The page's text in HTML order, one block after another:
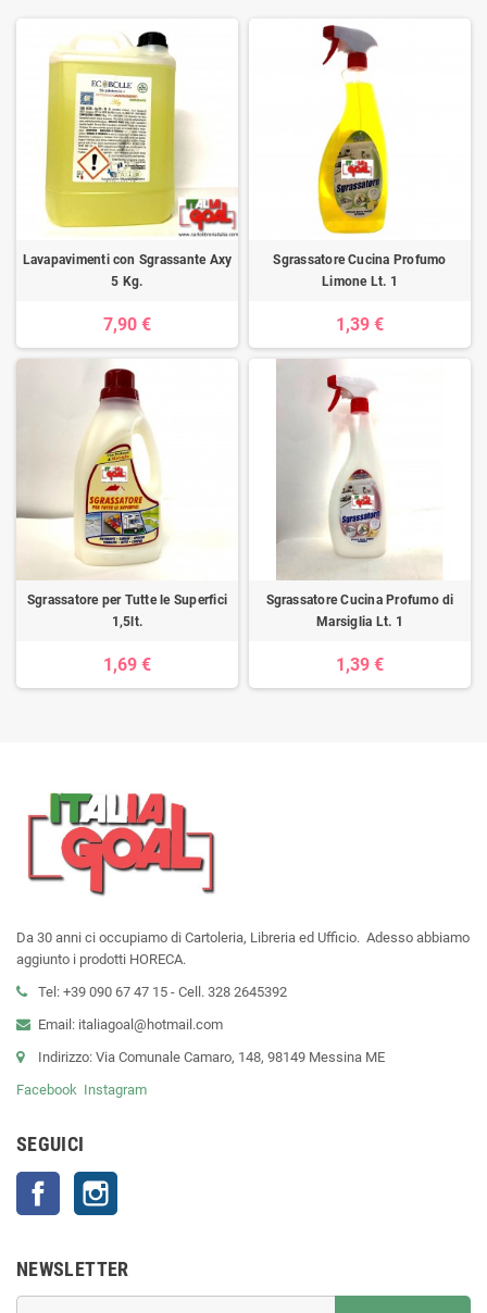
Lavapavimenti con Sgrassante Axy
5 Kg.
7,90 €
Sgrassatore Cucina Profumo
Limone Lt. 1
1,39 €
Sgrassatore per Tutte le Superfici
1,5lt.
1,69 €
Sgrassatore Cucina Profumo di
Marsiglia Lt. 1
1,39 €
Da 30 anni ci occupiamo di Cartoleria, Libreria ed Ufficio. Adesso abbiamo
aggiunto i prodotti HORECA.
Tel: +39 090 67 47 15 - Cell. 328 2645392
Email: italiagoal@hotmail.com
Indirizzo: Via Comunale Camaro, 148, 98149 Messina ME
Facebook Instagram
SEGUICI
Facebook
NEWSLETTER